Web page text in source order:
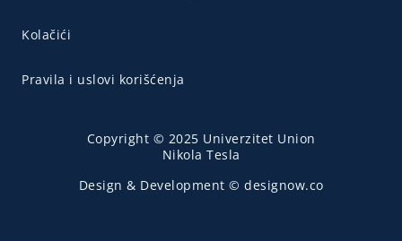
Kolačići
Pravila i uslovi korišćenja
Copyright © 2025 Univerzitet Union
Nikola Tesla
Design & Development © designow.co